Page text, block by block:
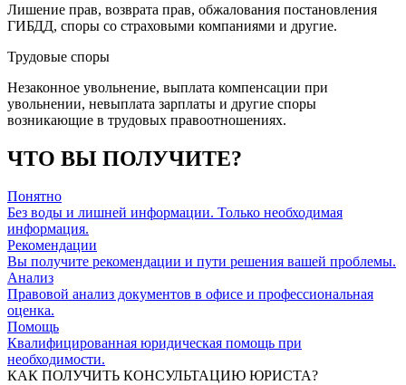
Лишение прав, возврата прав, обжалования постановления
ГИБДД, споры со страховыми компаниями и другие.
Трудовые споры
Незаконное увольнение, выплата компенсации при
увольнении, невыплата зарплаты и другие споры
возникающие в трудовых правоотношениях.
ЧТО ВЫ ПОЛУЧИТЕ?
Понятно
Без воды и лишней информации. Только необходимая
информация.
Рекомендации
Вы получите рекомендации и пути решения вашей проблемы.
Анализ
Правовой анализ документов в офисе и профессиональная
оценка.
Помощь
Квалифицированная юридическая помощь при
необходимости.
КАК ПОЛУЧИТЬ КОНСУЛЬТАЦИЮ ЮРИСТА?